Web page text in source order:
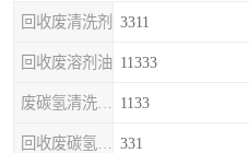
回收废清洗剂 3311
回收废溶剂油 11333
1133
331